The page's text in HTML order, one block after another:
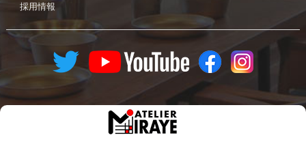
採用情報